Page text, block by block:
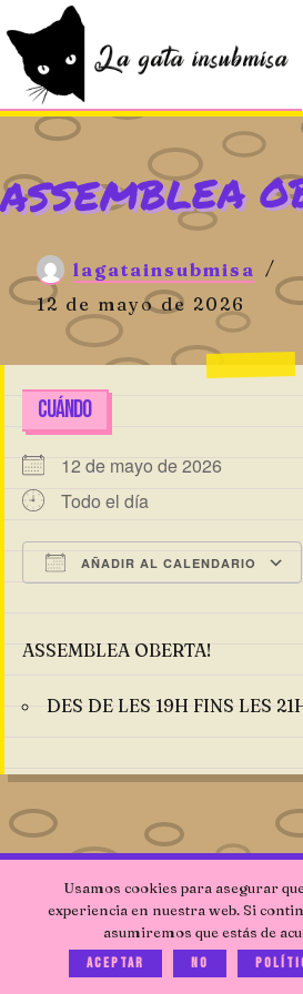
al
contenido
ASSEMBLEA
lagatainsubmisa
12 de mayo de 2026
CUÁNDO
12 de mayo de 2026
Todo el día
AÑADIR AL CALENDARIO
ASSEMBLEA OBERTA!
DES DE LES 19H FINS LES
Usamos cookies para asegurar
experiencia en nuestra web. Si
asumiremos que estás de
Aceptar
No